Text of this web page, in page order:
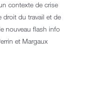
contexte de crise
droit du travail et de
nouveau flash info
et Margaux